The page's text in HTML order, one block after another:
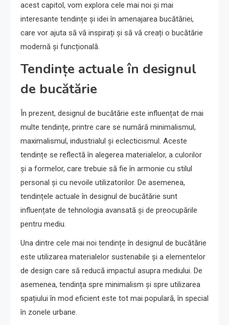
acest capitol, vom explora cele mai noi și mai
interesante tendințe și idei în amenajarea bucătăriei,
care vor ajuta să vă inspirați și să vă creați o bucătărie
modernă și funcțională.
Tendințe actuale în designul
de bucătărie
În prezent, designul de bucătărie este influențat de mai
multe tendințe, printre care se numără minimalismul,
maximalismul, industrialul și eclecticismul. Aceste
tendințe se reflectă în alegerea materialelor, a culorilor
și a formelor, care trebuie să fie în armonie cu stilul
personal și cu nevoile utilizatorilor. De asemenea,
tendințele actuale în designul de bucătărie sunt
influențate de tehnologia avansată și de preocupările
pentru mediu.
Una dintre cele mai noi tendințe în designul de bucătărie
este utilizarea materialelor sustenabile și a elementelor
de design care să reducă impactul asupra mediului. De
asemenea, tendința spre minimalism și spre utilizarea
spațiului în mod eficient este tot mai populară, în special
în zonele urbane.